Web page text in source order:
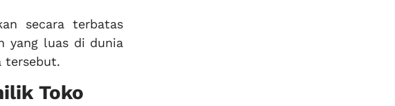
secara terbatas
yang luas di dunia
tersebut.
Toko